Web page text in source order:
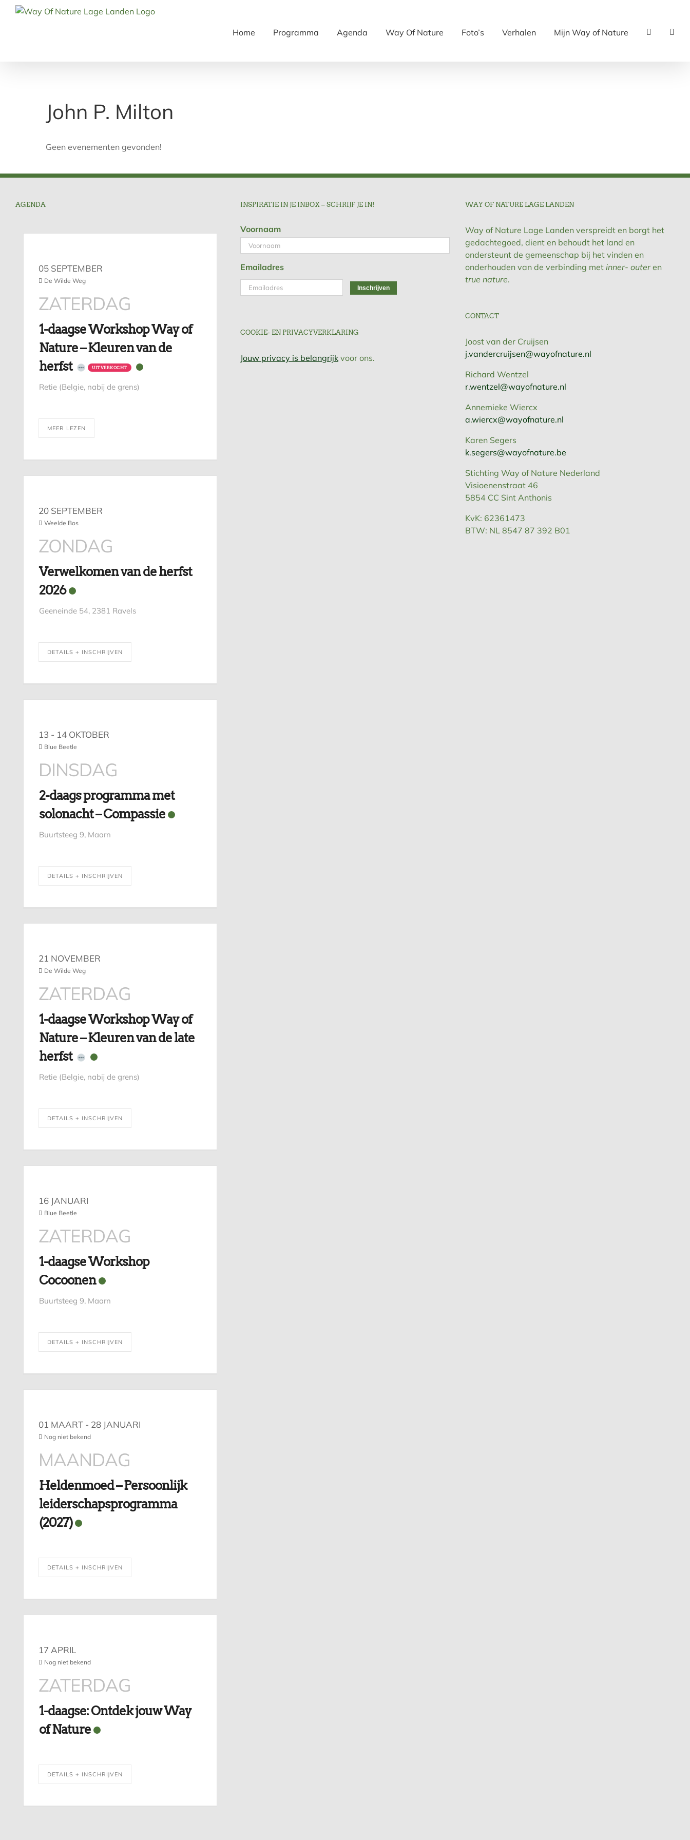
Home Programma Agenda Way Of Nature Foto’s Verhalen Mijn Way of Nature
John P. Milton
Geen evenementen gevonden!
AGENDA
05 SEPTEMBER
De Wilde Weg
ZATERDAG
1-daagse Workshop Way of
Nature – Kleuren van de
herfst
UITVERKOCHT
Retie (Belgie, nabij de grens)
MEER LEZEN
20 SEPTEMBER
Weelde Bos
ZONDAG
Verwelkomen van de herfst
2026
Geeneinde 54, 2381 Ravels
DETAILS + INSCHRIJVEN
13 - 14 OKTOBER
Blue Beetle
DINSDAG
2-daags programma met
solonacht – Compassie
Buurtsteeg 9, Maarn
DETAILS + INSCHRIJVEN
21 NOVEMBER
De Wilde Weg
ZATERDAG
1-daagse Workshop Way of
Nature – Kleuren van de late
herfst
Retie (Belgie, nabij de grens)
DETAILS + INSCHRIJVEN
16 JANUARI
Blue Beetle
ZATERDAG
1-daagse Workshop
Cocoonen
Buurtsteeg 9, Maarn
DETAILS + INSCHRIJVEN
01 MAART - 28 JANUARI
Nog niet bekend
MAANDAG
Heldenmoed – Persoonlijk
leiderschapsprogramma
(2027)
DETAILS + INSCHRIJVEN
17 APRIL
Nog niet bekend
ZATERDAG
1-daagse: Ontdek jouw Way
of Nature
DETAILS + INSCHRIJVEN
INSPIRATIE IN JE INBOX – SCHRIJF JE IN!
Voornaam
Emailadres
COOKIE- EN PRIVACYVERKLARING
Jouw privacy is belangrijk voor ons.
WAY OF NATURE LAGE LANDEN
Way of Nature Lage Landen verspreidt en borgt het
gedachtegoed, dient en behoudt het land en
ondersteunt de gemeenschap bij het vinden en
onderhouden van de verbinding met inner- outeren
true nature.
CONTACT
Joost van der Cruijsen
j.vandercruijsen@wayofnature.nl
Richard Wentzel
r.wentzel@wayofnature.nl
Annemieke Wiercx
a.wiercx@wayofnature.nl
Karen Segers
k.segers@wayofnature.be
Stichting Way of Nature Nederland
Visioenenstraat 46
5854 CC Sint Anthonis
KvK: 62361473
BTW: NL 8547 87 392 B01